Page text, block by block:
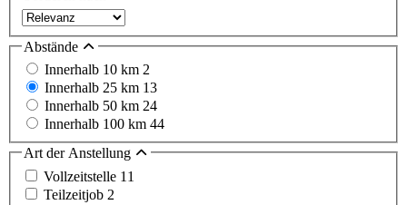
Abstände
Innerhalb 10 km 2
Innerhalb 25 km 13
Innerhalb 50 km 24
Innerhalb 100 km 44
Art der Anstellung
Vollzeitstelle 11
Teilzeitjob 2